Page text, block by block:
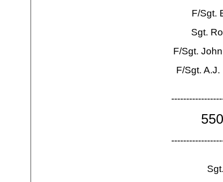
F/Sgt.
Sgt.
F/Sgt.
F/Sgt.
-----------------
-----------------